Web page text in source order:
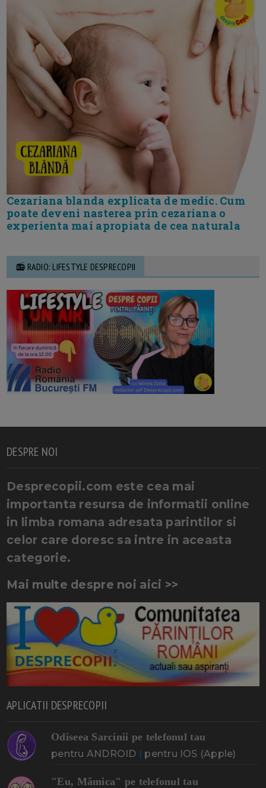
Cezariana blanda explicata de medic. Cum
poate deveni nasterea prin cezariana o
experienta mai apropiata de cea naturala
📻 RADIO: LIFESTYLE DESPRECOPII
DESPRE NOI
Desprecopii.com este cea mai
importanta resursa de informatii online
in limba romana adresata parintilor si
celor care doresc sa intre in aceasta
categorie.
Mai multe despre noi aici >>
APLICATII DESPRECOPII
Odiseea Sarcinii pe telefonul tau
pentru ANDROID pentru IOS (Apple)
"Eu, Mămica" pe telefonul tau